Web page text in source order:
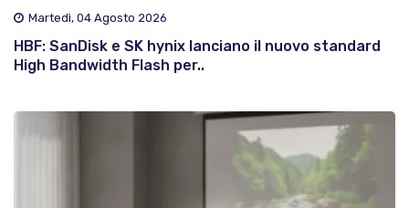
Martedì, 04 Agosto 2026
HBF: SanDisk e SK hynix lanciano il nuovo standard
High Bandwidth Flash per..